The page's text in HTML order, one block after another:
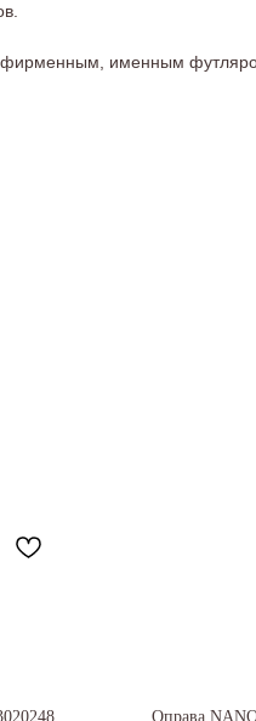
фирменным, именным
Оправа